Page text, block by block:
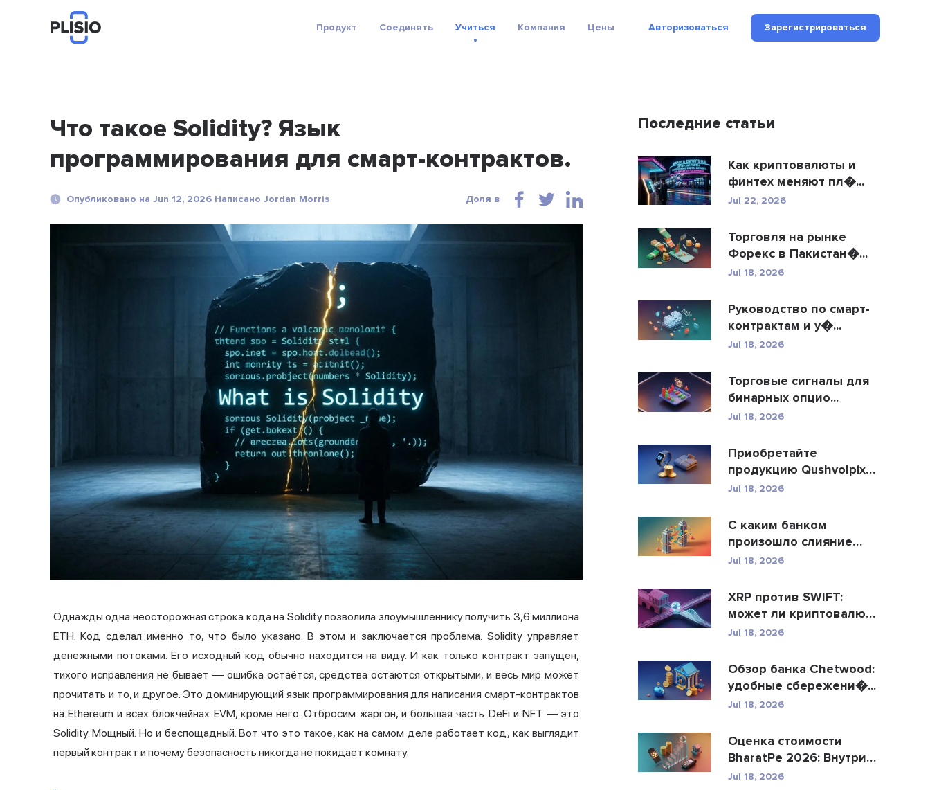
Продукт Соединять Учиться Компания Цены Авторизоваться Зарегистрироваться
Что такое Solidity? Язык
программирования для смарт-контрактов.
Опубликовано на Jun 12, 2026 Написано Jordan Morris Доля в
Однажды одна неосторожная строка кода на Solidity позволила злоумышленнику получить 3,6 миллиона
ETH. Код сделал именно то, что было указано. В этом и заключается проблема. Solidity управляет
денежными потоками. Его исходный код обычно находится на виду. И как только контракт запущен,
тихого исправления не бывает — ошибка остаётся, средства остаются открытыми, и весь мир может
прочитать и то, и другое. Это доминирующий язык программирования для написания смарт-контрактов
на Ethereum и всех блокчейнах EVM, кроме него. Отбросим жаргон, и большая часть DeFi и NFT — это
Solidity. Мощный. Но и беспощадный. Вот что это такое, как на самом деле работает код, как выглядит
первый контракт и почему безопасность никогда не покидает комнату.
Последние статьи
Как криптовалюты и
финтех меняют пл�...
Jul 22, 2026
Торговля на рынке
Форекс в Пакистан�...
Jul 18, 2026
Руководство по смарт-
контрактам и у�...
Jul 18, 2026
Торговые сигналы для
бинарных опцио...
Jul 18, 2026
Приобретайте
продукцию Qushvolpix
за кри...
Jul 18, 2026
С каким банком
произошло слияние
Allah...
Jul 18, 2026
XRP против SWIFT:
может ли криптовалюта
R...
Jul 18, 2026
Обзор банка Chetwood:
удобные сбережени�...
Jul 18, 2026
Оценка стоимости
BharatPe 2026: Внутри
фин...
Jul 18, 2026